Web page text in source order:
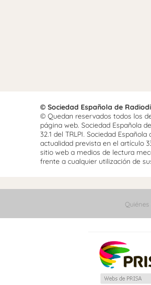
© Sociedad Española de
© Quedan reservados todos los
página web. Sociedad Española
32.1 del TRLPI. Sociedad
actualidad prevista en el artículo
sitio web a medios de lectura
frente a cualquier utilización de